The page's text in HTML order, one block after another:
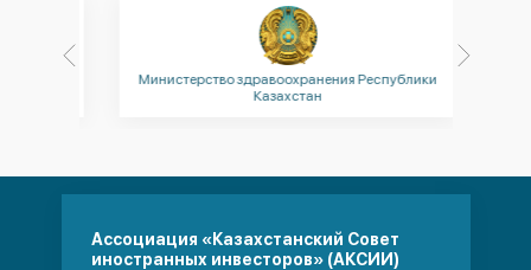
Министерство здравоохранения Республики
Казахстан
Ассоциация «Казахстанский Совет
иностранных инвесторов» (АКСИИ)